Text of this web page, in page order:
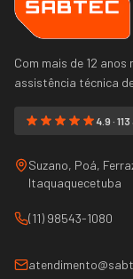
Com mais de 12
assistência técnica
4.9 ·
Suzano, Poá,
Itaquaquecetuba
(11) 98543-1080